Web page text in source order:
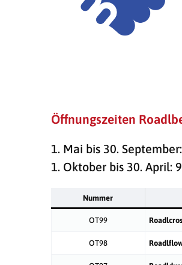
Öffnungszeiten
1. Mai bis 30.
1. Oktober bis 30. April:
Nummer
OT99
OT98